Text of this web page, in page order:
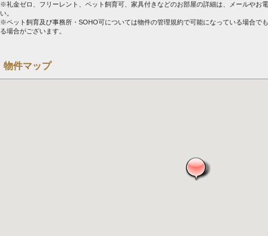
※礼金ゼロ、フリーレント、ペット飼育可、家具付きなどのお部屋の詳細は、メールやお
い。
※ペット飼育及び事務所・SOHO可については物件の管理規約で可能になっている場合で
る場合がございます。
物件マップ